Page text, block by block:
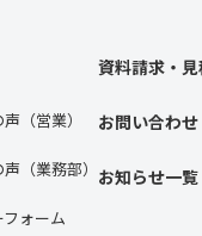
（営業）
（業務部）
ォーム
資料請求・
お問い合わせ
お知らせ一覧